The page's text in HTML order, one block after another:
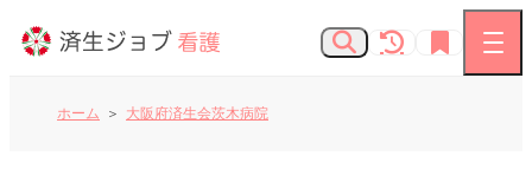
ホーム 大阪府済生会茨木病院